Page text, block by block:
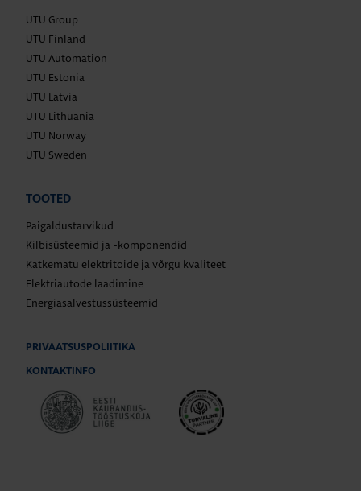
UTU Group
UTU Finland
UTU Automation
UTU Estonia
UTU Latvia
UTU Lithuania
UTU Norway
UTU Sweden
TOOTED
Paigaldustarvikud
Kilbisüsteemid ja -komponendid
Katkematu elektritoide ja võrgu kvaliteet
Elektriautode laadimine
Energiasalvestussüsteemid
PRIVAATSUSPOLIITIKA
KONTAKTINFO